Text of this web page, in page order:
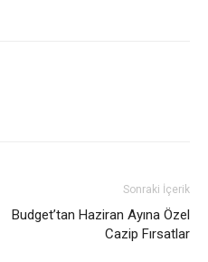
Sonraki İçerik
Budget’tan Haziran Ayına Özel
Cazip Fırsatlar